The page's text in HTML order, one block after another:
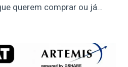
querem comprar ou já…